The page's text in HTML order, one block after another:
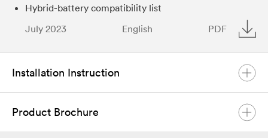
Hybrid-battery compatibility list
July 2023
English PDF
Installation Instruction
Ai HB G2 Series User Manual
Product Brochure